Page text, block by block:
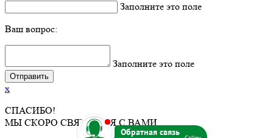
Заполните это поле
Ваш вопрос:
Заполните это поле
x
СПАСИБО!
МЫ СКОРО СВЯЖЕМСЯ С ВАМИ.